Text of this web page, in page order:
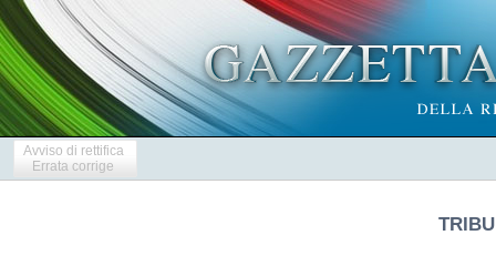
Avviso di rettifica
Errata corrige